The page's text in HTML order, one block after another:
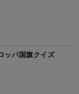
ッパ国旗クイズ